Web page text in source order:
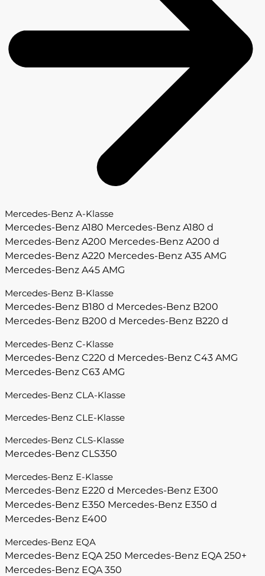
Mercedes-Benz A-Klasse
Mercedes-Benz A180 Mercedes-Benz A180 d
Mercedes-Benz A200 Mercedes-Benz A200 d
Mercedes-Benz A220 Mercedes-Benz A35 AMG
Mercedes-Benz A45 AMG
Mercedes-Benz B-Klasse
Mercedes-Benz B180 d Mercedes-Benz B200
Mercedes-Benz B200 d Mercedes-Benz B220 d
Mercedes-Benz C-Klasse
Mercedes-Benz C220 d Mercedes-Benz C43 AMG
Mercedes-Benz C63 AMG
Mercedes-Benz CLA-Klasse
Mercedes-Benz CLE-Klasse
Mercedes-Benz CLS-Klasse
Mercedes-Benz CLS350
Mercedes-Benz E-Klasse
Mercedes-Benz E220 d Mercedes-Benz E300
Mercedes-Benz E350 Mercedes-Benz E350 d
Mercedes-Benz E400
Mercedes-Benz EQA
Mercedes-Benz EQA 250 Mercedes-Benz EQA 250+
Mercedes-Benz EQA 350